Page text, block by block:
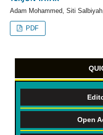
Adam Mohammed, Siti
PDF
Open